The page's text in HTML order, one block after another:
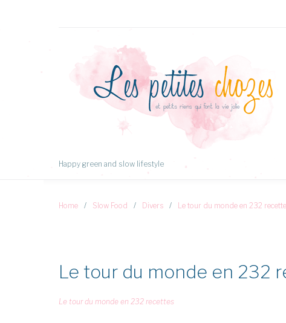
Happy green and slow lifestyle
Home / Slow Food / Divers / Le tour du monde en 232
Le tour du monde en 232
Le tour du monde en 232 recettes